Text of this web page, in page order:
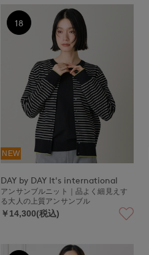
NEW
DAY by DAY It's international
アンサンブルニット｜品よく細見えす
る大人の上質アンサンブル
￥14,300(税込)
18